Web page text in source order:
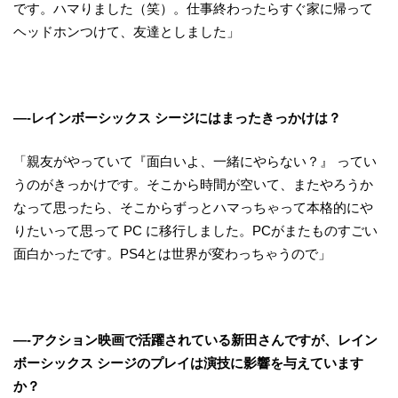
です。ハマりました（笑）。仕事終わったらすぐ家に帰って
ヘッドホンつけて、友達としました」
—-レインボーシックス シージにはまったきっかけは？
「親友がやっていて『面白いよ、一緒にやらない？』 ってい
うのがきっかけです。そこから時間が空いて、またやろうか
なって思ったら、そこからずっとハマっちゃって本格的にや
りたいって思って PC に移行しました。PCがまたものすごい
面白かったです。PS4とは世界が変わっちゃうので」
—-アクション映画で活躍されている新田さんですが、レイン
ボーシックス シージのプレイは演技に影響を与えています
か？